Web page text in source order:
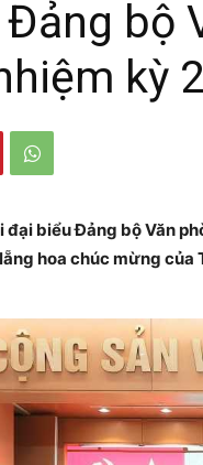
bộ
kỳ
đại biểu Đảng bộ Văn
hoa chúc mừng của